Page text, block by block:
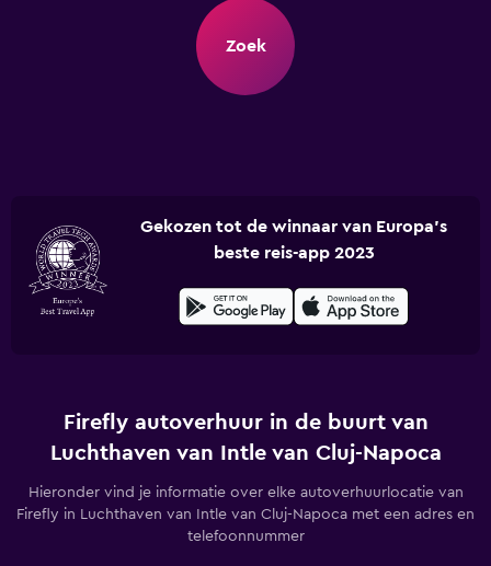
Zoek
Gekozen tot de winnaar van Europa's
beste reis-app 2023
Firefly autoverhuur in de buurt van
Luchthaven van Intle van Cluj-Napoca
Hieronder vind je informatie over elke autoverhuurlocatie van
Firefly in Luchthaven van Intle van Cluj-Napoca met een adres en
telefoonnummer